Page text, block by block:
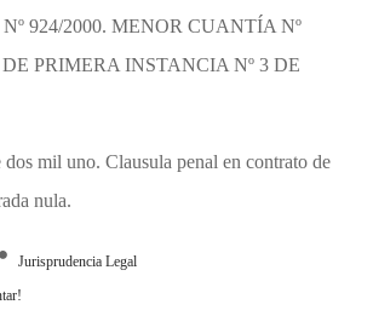
924/2000. MENOR CUANTÍA Nº
PRIMERA INSTANCIA Nº 3 DE
dos mil uno. Clausula penal en contrato de
nula.
Jurisprudencia Legal